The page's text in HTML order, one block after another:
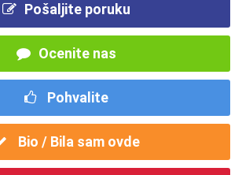
Pošaljite poruku
Ocenite nas
Pohvalite
Bio / Bila sam ovde